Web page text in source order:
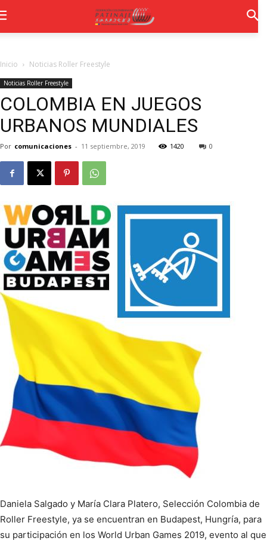
Inicio Noticias Roller Freestyle
Noticias Roller Freestyle
COLOMBIA EN JUEGOS
URBANOS MUNDIALES
Por comunicaciones - 11 septiembre, 2019 1420 0
Daniela Salgado y María Clara Platero, Selección Colombia de
Roller Freestyle, ya se encuentran en Budapest, Hungría, para
su participación en los World Urban Games 2019, evento al que